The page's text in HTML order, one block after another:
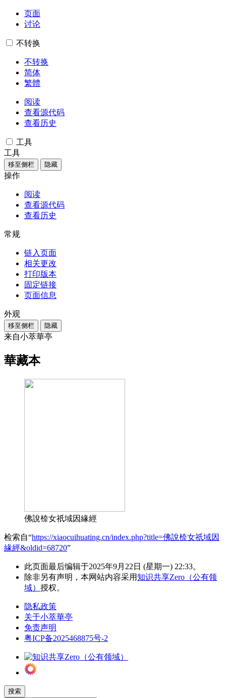
页面
讨论
不转换
不转换
简体
繁體
阅读
查看源代码
查看历史
工具
工具
移至侧栏 隐藏
操作
阅读
查看源代码
查看历史
常规
链入页面
相关更改
打印版本
固定链接
页面信息
外观
移至侧栏 隐藏
来自小萃華亭
華藏本
佛說㮈女祇域因緣經
检索自“https://xiaocuihuating.cn/index.php?title=佛說㮈女祇域因
緣經&oldid=68720”
此页面最后编辑于2025年9月22日 (星期一) 22:33。
除非另有声明，本网站内容采用知识共享Zero（公有领
域） 授权。
隐私政策
关于小萃華亭
免责声明
粤ICP备2025468875号-2
搜索